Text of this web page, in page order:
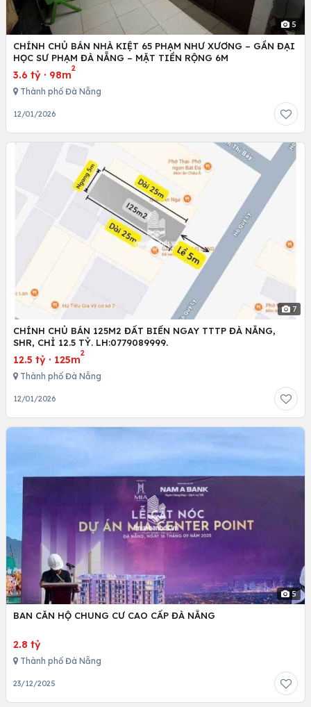
5
CHÍNH CHỦ BÁN NHÀ KIỆT 65 PHẠM NHƯ XƯƠNG – GẦN ĐẠI
HỌC SƯ PHẠM ĐÀ NẴNG – MẶT TIỀN RỘNG 6M
3.6 tỷ · 98m
2
Thành phố Đà Nẵng
12/01/2026
7
CHÍNH CHỦ BÁN 125M2 ĐẤT BIỂN NGAY TTTP ĐÀ NẴNG,
SHR, CHỈ 12.5 TỶ. LH:0779089999.
12.5 tỷ · 125m
2
Thành phố Đà Nẵng
12/01/2026
5
BAN CĂN HỘ CHUNG CƯ CAO CẤP ĐÀ NẴNG
2.8 tỷ
Thành phố Đà Nẵng
23/12/2025